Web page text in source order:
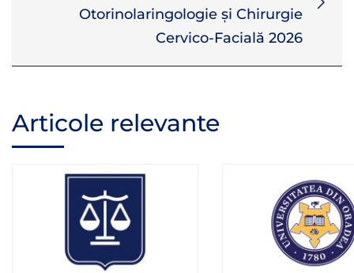
Otorinolaringologie și Chirurgie
Cervico-Facială 2026
Articole relevante